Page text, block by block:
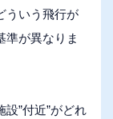
ういう飛行が
準が異なりま
”付近”がどれ